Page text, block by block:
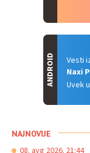
Vesti
Naxi
Uvek
ANDROID
NAJNOVIJE
08. avg 2026. 21:44